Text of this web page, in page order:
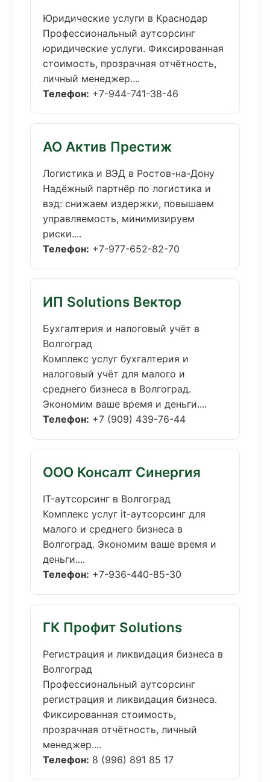
Юридические услуги в Краснодар
Профессиональный аутсорсинг
юридические услуги. Фиксированная
стоимость, прозрачная отчётность,
личный менеджер....
Телефон: +7-944-741-38-46
АО Актив Престиж
Логистика и ВЭД в Ростов-на-Дону
Надёжный партнёр по логистика и
вэд: снижаем издержки, повышаем
управляемость, минимизируем
риски....
Телефон: +7-977-652-82-70
ИП Solutions Вектор
Бухгалтерия и налоговый учёт в
Волгоград
Комплекс услуг бухгалтерия и
налоговый учёт для малого и
среднего бизнеса в Волгоград.
Экономим ваше время и деньги....
Телефон: +7 (909) 439-76-44
ООО Консалт Синергия
IT-аутсорсинг в Волгоград
Комплекс услуг it-аутсорсинг для
малого и среднего бизнеса в
Волгоград. Экономим ваше время и
деньги....
Телефон: +7-936-440-85-30
ГК Профит Solutions
Регистрация и ликвидация бизнеса в
Волгоград
Профессиональный аутсорсинг
регистрация и ликвидация бизнеса.
Фиксированная стоимость,
прозрачная отчётность, личный
менеджер....
Телефон: 8 (996) 891 85 17